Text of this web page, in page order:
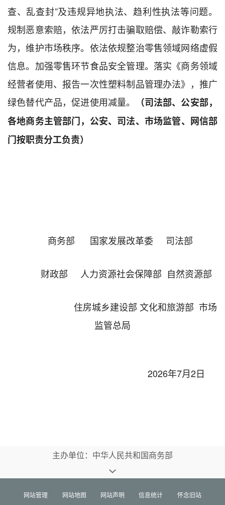
查、乱查封”及违规异地执法、趋利性执法等问题。
规制恶意索赔，依法严厉打击骗取赔偿、敲诈勒索行
为，维护市场秩序。依法依规整治零售领域网络虚假
信息。加强零售环节食品安全管理。落实《商务领域
经营者使用、报告一次性塑料制品管理办法》，推广
绿色替代产品，促进使用减量。 （司法部、公安部，
各地商务主管部门， 公安、司法、市场监管、网信部
门按职责分工负责）
商务部 国家发展改革委 司法部
财政部 人力资源社会保障部 自然资源部
住房城乡建设部 文化和旅游部 市场
监管总局
2026年7月2日
主办单位：中华人民共和国商务部
网站管理 网站地图 网站声明 信息统计
怀念旧站